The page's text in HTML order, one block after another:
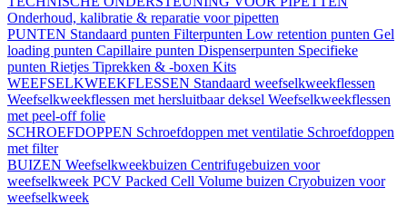
Onderhoud, kalibratie & reparatie voor pipetten
PUNTEN Standaard punten Filterpunten Low retention punten Gel
loading punten Capillaire punten Dispenserpunten Specifieke
punten Rietjes Tiprekken & -boxen Kits
WEEFSELKWEEKFLESSEN Standaard weefselkweekflessen
Weefselkweekflessen met hersluitbaar deksel Weefselkweekflessen
met peel-off folie
SCHROEFDOPPEN Schroefdoppen met ventilatie Schroefdoppen
met filter
BUIZEN Weefselkweekbuizen Centrifugebuizen voor
weefselkweek PCV Packed Cell Volume buizen Cryobuizen voor
weefselkweek